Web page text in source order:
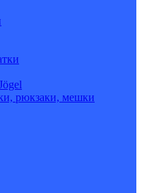
рюкзаки, мешки